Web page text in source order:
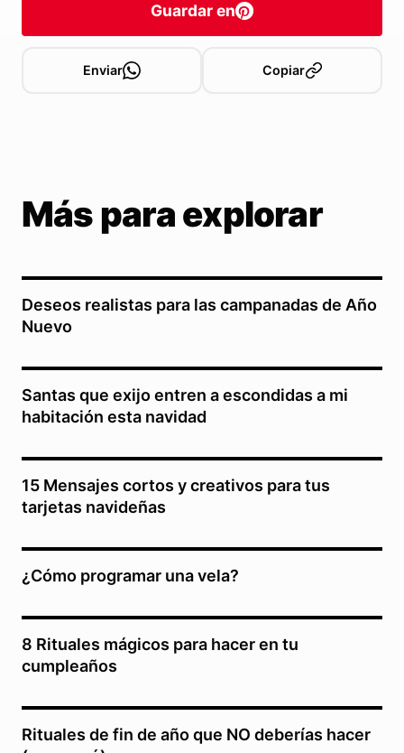
Guardar en
Enviar Copiar
Más para explorar
Deseos realistas para las campanadas de Año
Nuevo
Santas que exijo entren a escondidas a mi
habitación esta navidad
15 Mensajes cortos y creativos para tus
tarjetas navideñas
¿Cómo programar una vela?
8 Rituales mágicos para hacer en tu
cumpleaños
Rituales de fin de año que NO deberías hacer